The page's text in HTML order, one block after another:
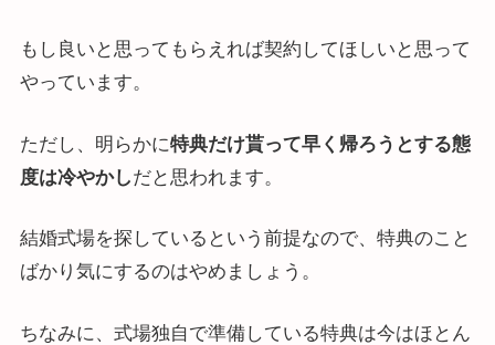
もし良いと思ってもらえれば契約してほしいと思って
やっています。
ただし、明らかに特典だけ貰って早く帰ろうとする態
度は冷やかしだと思われます。
結婚式場を探しているという前提なので、特典のこと
ばかり気にするのはやめましょう。
ちなみに、式場独自で準備している特典は今はほとん